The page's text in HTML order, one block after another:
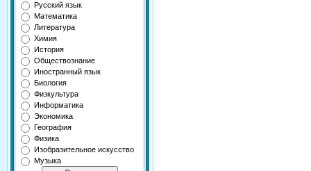
Русский язык
Математика
Литература
Химия
История
Обществознание
Иностранный язык
Биология
Физкультура
Информатика
Экономика
География
Физика
Изобразительное искусство
Музыка